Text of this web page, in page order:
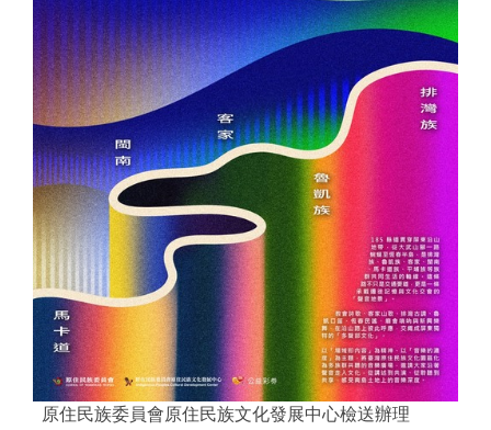
原住民族委員會原住民族文化發展中心檢送辦理